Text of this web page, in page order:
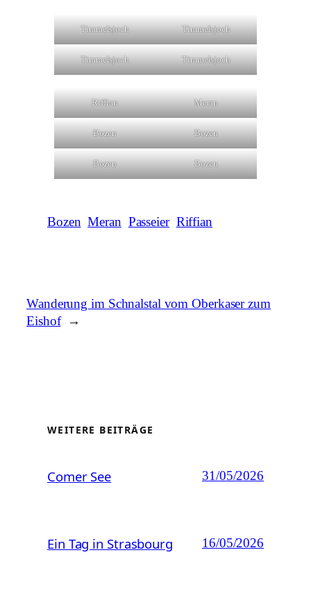
Timmelsjoch Timmelsjoch
Timmelsjoch Timmelsjoch
Riffian Meran
Bozen Bozen
Bozen Bozen
Bozen Meran Passeier Riffian
Wanderung im Schnalstal vom Oberkaser zum
Eishof
→
WEITERE BEITRÄGE
Comer See 31/05/2026
Ein Tag in Strasbourg 16/05/2026